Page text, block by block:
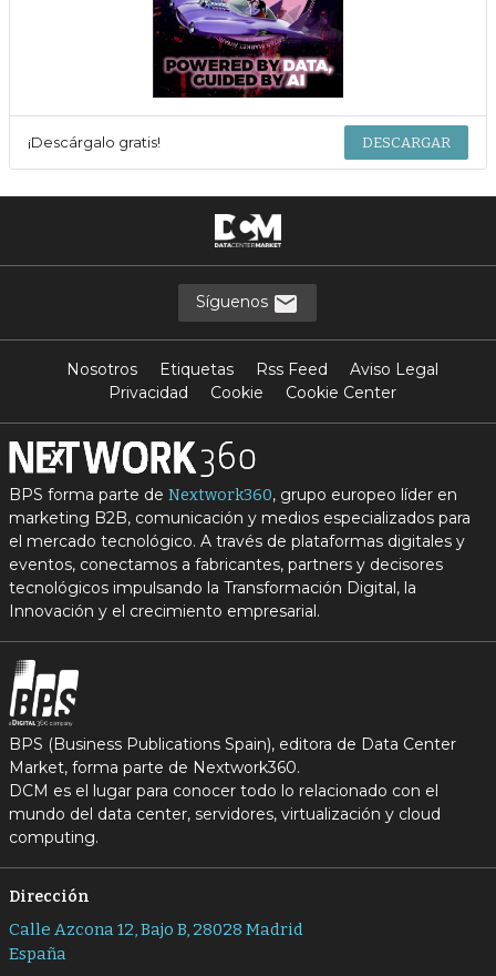
¡Descárgalo gratis! DESCARGAR
Síguenos
Nosotros Etiquetas Rss Feed
Aviso Legal
Privacidad
Cookie Cookie Center
BPS forma parte de Nextwork360, grupo europeo líder en
marketing B2B, comunicación y medios especializados para
el mercado tecnológico. A través de plataformas digitales y
eventos, conectamos a fabricantes, partners y decisores
tecnológicos impulsando la Transformación Digital, la
Innovación y el crecimiento empresarial.
BPS (Business Publications Spain), editora de Data Center
Market, forma parte de Nextwork360.
DCM es el lugar para conocer todo lo relacionado con el
mundo del data center, servidores, virtualización y cloud
computing.
Dirección
Calle Azcona 12, Bajo B, 28028 Madrid
España